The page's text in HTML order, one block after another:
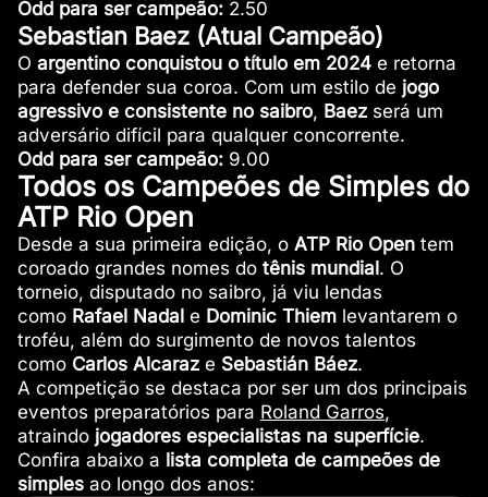
Odd para ser campeão: 2.50
Sebastian Baez (Atual Campeão)
O argentino conquistou o título em 2024e retorna
para defender sua coroa. Com um estilo de jogo
agressivo e consistente no saibro, Baez será um
adversário difícil para qualquer concorrente.
Odd para ser campeão: 9.00
Todos os Campeões de Simples do
ATP Rio Open
Desde a sua primeira edição, o ATP Rio Opentem
coroado grandes nomes dotênis mundial . O
torneio, disputado no saibro, já viu lendas
como Rafael Nadal e Dominic Thiemlevantarem o
troféu, além do surgimento de novos talentos
como Carlos Alcaraz e Sebastián Báez.
A competição se destaca por ser um dos principais
eventos preparatórios para Roland Garros,
atraindojogadores especialistas na superfície.
Confira abaixo a lista completa de campeões de
simples ao longo dos anos: